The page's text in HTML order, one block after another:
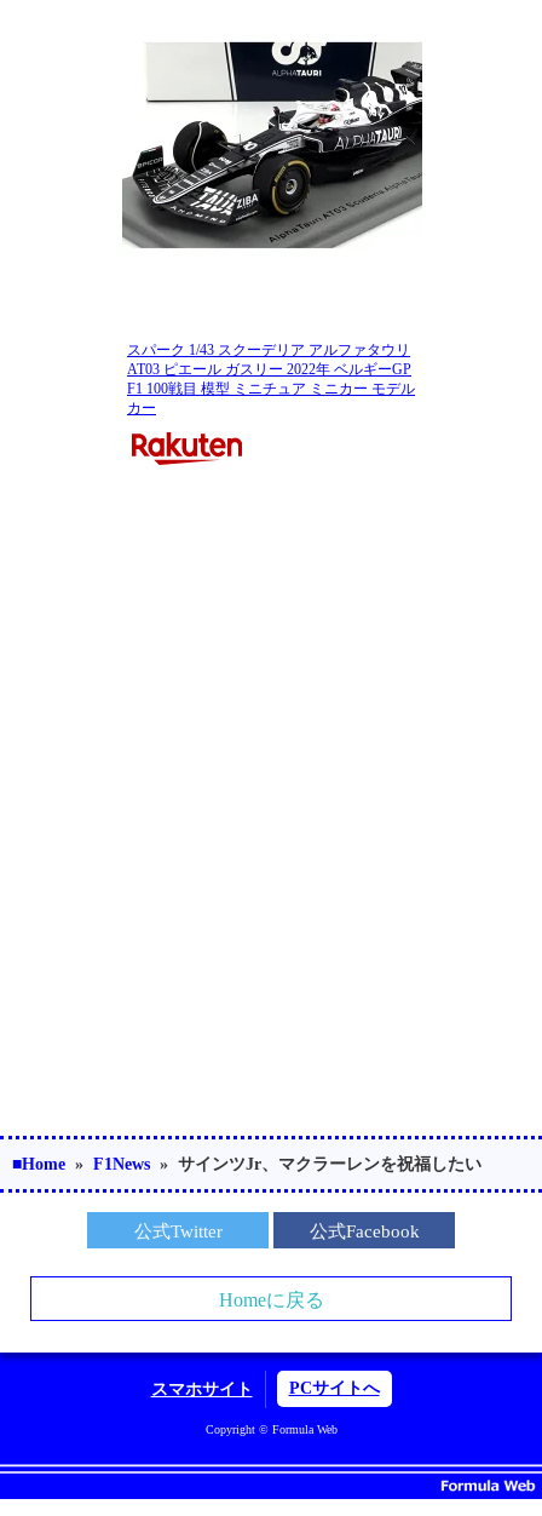
スパーク 1/43 スクーデリア アルファタウリ
AT03 ピエール ガスリー 2022年 ベルギーGP
F1 100戦目 模型 ミニチュア ミニカー モデル
カー
■Home » F1News » サインツJr、マクラーレンを祝福したい
公式Twitter 公式Facebook
Homeに戻る
スマホサイト PCサイトへ
Copyright © Formula Web